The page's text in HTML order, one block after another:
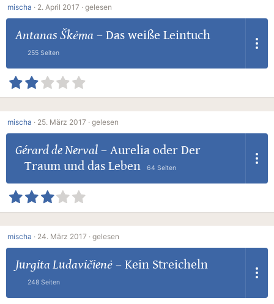
mischa · 2. April 2017 · gelesen
Antanas Škėma – Das weiße Leintuch
255 Seiten
mischa · 25. März 2017 · gelesen
Gérard de Nerval– Aurelia oder Der
Traum und das Leben
64 Seiten
mischa · 24. März 2017 · gelesen
Jurgita Ludavičienė– Kein Streicheln
248 Seiten